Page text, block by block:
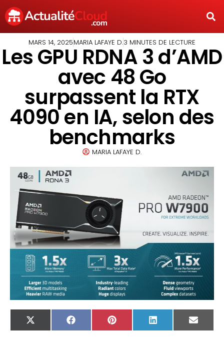
MARS 14, 2025MARIA LAFAYE D.3 MINUTES DE LECTURE
Les GPU RDNA 3 d’AMD
avec 48 Go
surpassent la RTX
4090 en IA, selon des
benchmarks
MARIA LAFAYE D.
X
(Twitter)
FacebookPinterest LinkedIn
Email